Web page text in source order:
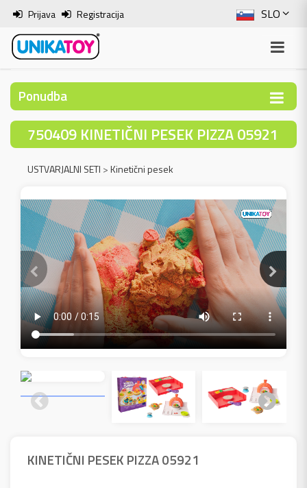
SLO
ENG
ITA
BOS
Prijava Registracija
Ponudba
750409 KINETIČNI PESEK PIZZA 05921
USTVARJALNI SETI >Kinetični pesek
KINETIČNI PESEK PIZZA 05921